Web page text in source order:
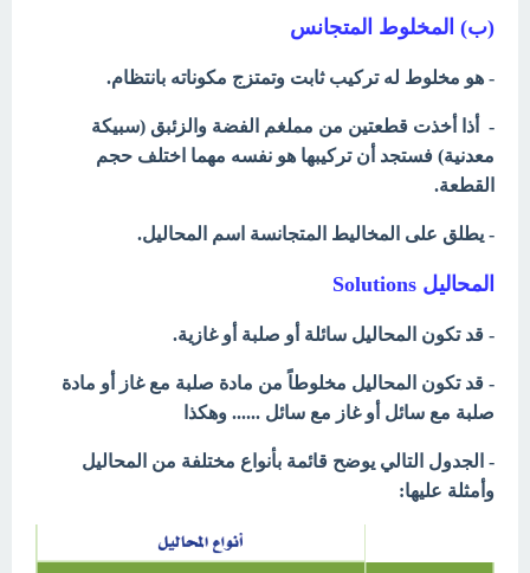
(ب) المخلوط المتجانس
- هو مخلوط له تركيب ثابت وتمتزج مكوناته بانتظام.
- أذا أخذت قطعتين من مملغم الفضة والزئبق (سبيكة
معدنية) فستجد أن تركيبها هو نفسه مهما اختلف حجم
القطعة.
- يطلق على المخاليط المتجانسة اسم المحاليل.
المحاليل Solutions
- قد تكون المحاليل سائلة أو صلبة أو غازية.
- قد تكون المحاليل مخلوطاً من مادة صلبة مع غاز أو مادة
صلبة مع سائل أو غاز مع سائل ...... وهكذا
- الجدول التالي يوضح قائمة بأنواع مختلفة من المحاليل
وأمثلة عليها: